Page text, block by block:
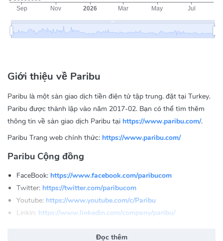
Giới thiệu về Paribu
Paribu là một sàn giao dịch tiền điện tử tập trung. đặt tại Turkey.
Paribu được thành lập vào năm 2017-02. Bạn có thể tìm thêm
thông tin về sàn giao dịch Paribu tại https://www.paribu.com/.
Paribu Trang web chính thức: https://www.paribu.com/
Paribu Cộng đồng
FaceBook: https://www.facebook.com/paribucom
Twitter: https://twitter.com/paribucom
Youtube: https://www.youtube.com/c/Paribu
Linkin: https://www.linkedin.com/company/paribu/
Đọc thêm